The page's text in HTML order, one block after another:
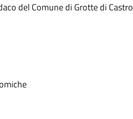
del Comune di Grotte di Castro